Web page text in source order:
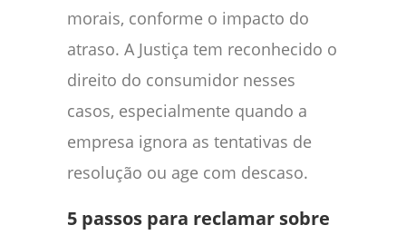
morais, conforme o impacto do
atraso. A Justiça tem reconhecido o
direito do consumidor nesses
casos, especialmente quando a
empresa ignora as tentativas de
resolução ou age com descaso.
5 passos para reclamar sobre